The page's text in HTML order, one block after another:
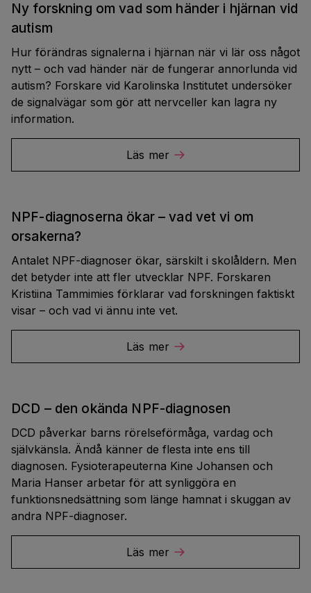
Ny forskning om vad som händer i hjärnan vid
autism
Hur förändras signalerna i hjärnan när vi lär oss något
nytt – och vad händer när de fungerar annorlunda vid
autism? Forskare vid Karolinska Institutet undersöker
de signalvägar som gör att nervceller kan lagra ny
information.
Läs mer
NPF-diagnoserna ökar – vad vet vi om
orsakerna?
Antalet NPF-diagnoser ökar, särskilt i skolåldern. Men
det betyder inte att fler utvecklar NPF. Forskaren
Kristiina Tammimies förklarar vad forskningen faktiskt
visar – och vad vi ännu inte vet.
Läs mer
DCD – den okända NPF-diagnosen
DCD påverkar barns rörelseförmåga, vardag och
självkänsla. Ändå känner de flesta inte ens till
diagnosen. Fysioterapeuterna Kine Johansen och
Maria Hanser arbetar för att synliggöra en
funktionsnedsättning som länge hamnat i skuggan av
andra NPF-diagnoser.
Läs mer